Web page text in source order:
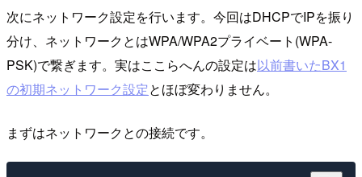
次にネットワーク設定を行います。今回はDHCPでIPを振り
分け、ネットワークとはWPA/WPA2プライベート(WPA-
PSK)で繋ぎます。実はここらへんの設定は以前書いたBX1
の初期ネットワーク設定とほぼ変わりません。
まずはネットワークとの接続です。